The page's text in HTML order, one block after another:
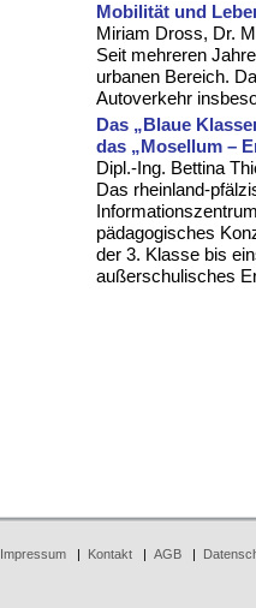
Mobilität und
Miriam Dross, Dr.
Seit mehreren
urbanen Bereich.
Autoverkehr
Das „Blaue
das „Mosellum –
Dipl.-Ing. Bettina
Das rheinland-
pädagogisches
der 3. Klasse bis
außerschulisches
Impressum| Kontakt| AGB|